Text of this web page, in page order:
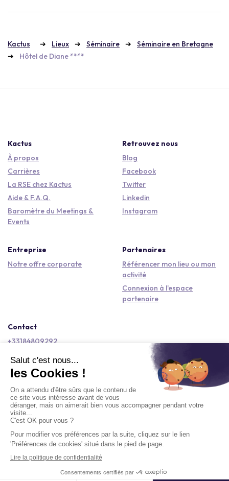
Kactus Lieux Séminaire
Séminaire en Bretagne
Hôtel de Diane ****
Demander un devis
Kactus
À propos
Carrières
La RSE chez Kactus
Aide & F.A.Q.
Baromètre du Meetings &
Events
Retrouvez nous
Blog
Facebook
Twitter
Linkedin
Instagram
Entreprise
Notre offre corporate
Partenaires
Référencer mon lieu ou mon
activité
Connexion à l'espace
partenaire
Contact
+33184809292
Copyright © 2026 Kactus Tous droits réservés
Conditions générales d'utilisation
Mentions légales
Signaler un contenu